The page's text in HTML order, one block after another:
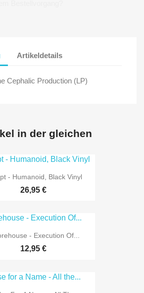
Artikeldetails
Cephalic Production (LP)
in der gleichen
- Humanoid, Black Vinyl
26,95 €
- Execution Of...
12,95 €